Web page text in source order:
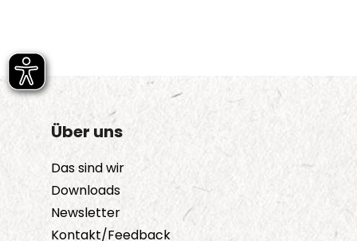
Über uns
Das sind wir
Downloads
Newsletter
Kontakt/Feedback